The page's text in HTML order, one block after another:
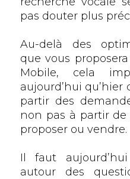
pas douter plus
Au-delà des
que vous
Mobile, cela
aujourd’hui
partir des
non pas à partir de
proposer ou vendre.
Il faut
autour des